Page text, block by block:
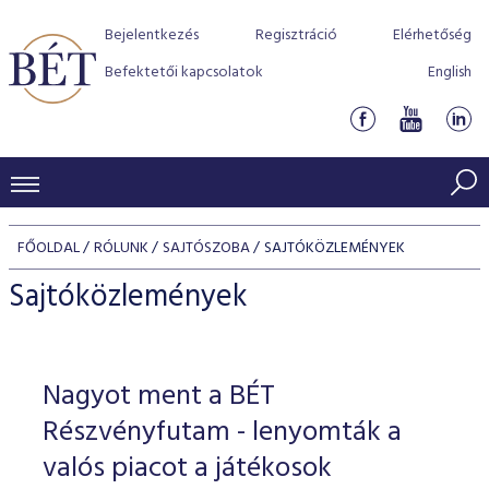
Bejelentkezés Regisztráció
Elérhetőség
Befektetői kapcsolatok
English
KERESKEDÉSI ADATOK
INDEXEK
Jelzáloglevél indexek
Vállalati kötvény indexek
Azonnali Piac
Részvények
Származékos piac
BEFEKTETŐK
Részvény szekció
Hitelpapír szekció
BÉT szabályzatok
Befektetővédelem
Alkalmazott díjstruktúra
Elszámolás
Részvény és vállalati kötvény tőzsdei bevezetését
program
BÉT Xtend - Részvénypiac egyszerűen
TŐZSDETAGOK
Tőzsdetagok, üzletkötők
VENDOROK
FŐOLDAL RÓLUNK SAJTÓSZOBA SAJTÓKÖZLEMÉNYEK
Sajtóközlemények
Nagyot ment a BÉT
Részvényfutam - lenyomták a
valós piacot a játékosok